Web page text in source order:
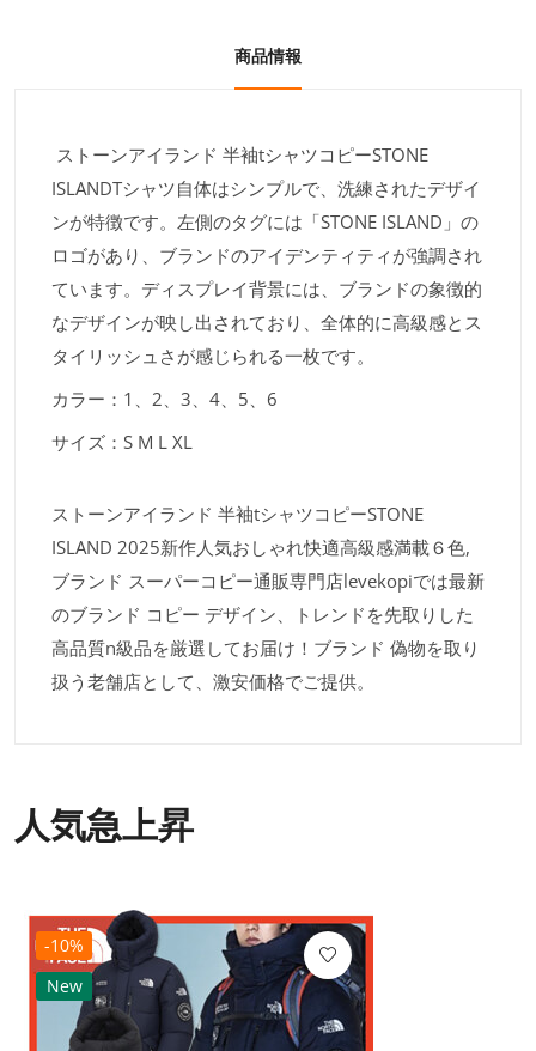
商品情報
ストーンアイランド 半袖tシャツコピーSTONE
ISLANDTシャツ自体はシンプルで、洗練されたデザイ
ンが特徴です。左側のタグには「STONE ISLAND」の
ロゴがあり、ブランドのアイデンティティが強調され
ています。ディスプレイ背景には、ブランドの象徴的
なデザインが映し出されており、全体的に高級感とス
タイリッシュさが感じられる一枚です。
カラー：1、2、3、4、5、6
サイズ：S M L XL
ストーンアイランド 半袖tシャツコピーSTONE
ISLAND 2025新作人気おしゃれ快適高級感満載６色,
ブランド スーパーコピー通販専門店levekopiでは最新
のブランド コピー デザイン、トレンドを先取りした
高品質n級品を厳選してお届け！ブランド 偽物を取り
扱う老舗店として、激安価格でご提供。
人気急上昇
-10%
New